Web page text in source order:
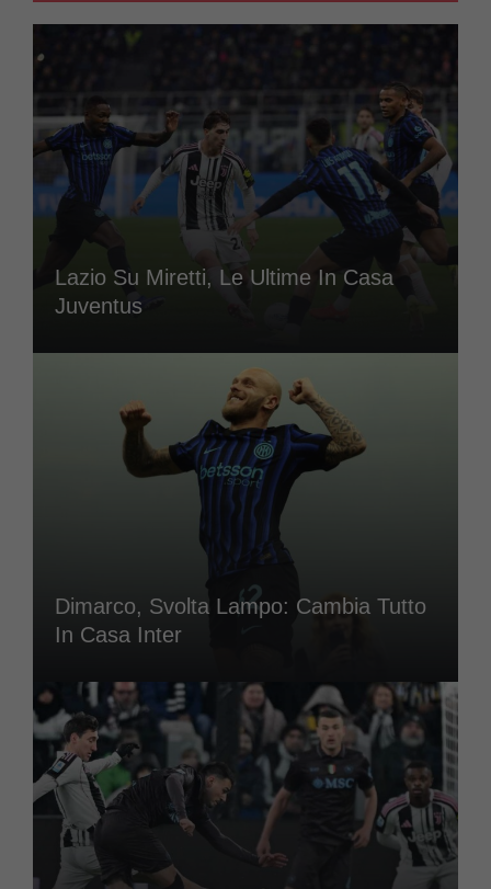
Lazio Su Miretti, Le Ultime In Casa
Juventus
Dimarco, Svolta Lampo: Cambia Tutto
In Casa Inter